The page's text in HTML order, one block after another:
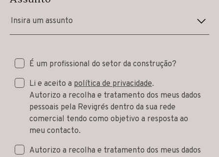
Insira um assunto
É um profissional do setor da construção?
Li e aceito a política de privacidade.
Autorizo a recolha e tratamento dos meus dados
pessoais pela Revigrés dentro da sua rede
comercial tendo como objetivo a resposta ao
meu contacto.
Autorizo a recolha e tratamento dos meus dados